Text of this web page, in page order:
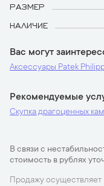
РАЗМЕР
НАЛИЧИЕ
Вас могут
Аксессуары Patek
Рекомендуемые
Скупка драгоценных
В связи с
стоимость в рублях
Продажу